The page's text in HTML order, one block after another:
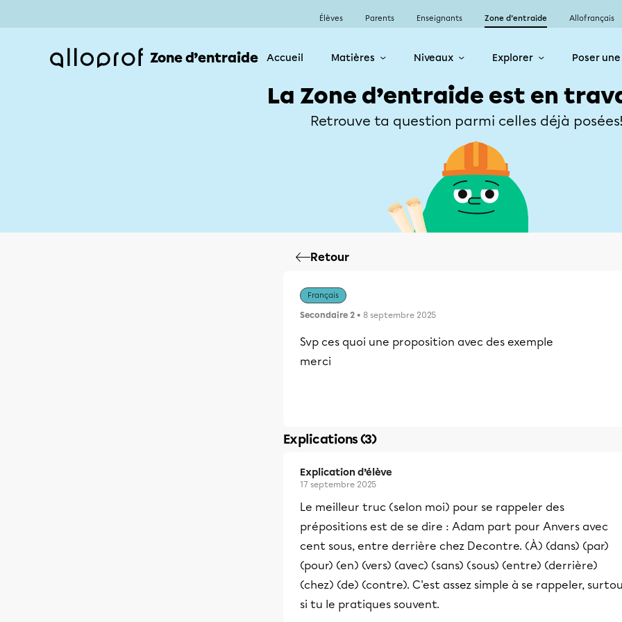
Élèves Parents Enseignants Zone d’entraide Allofrançais
Zone d’entraide Accueil Matières Niveaux Explorer Poser
La Zone d’entraide est en
Retrouve ta question parmi celles déjà
Retour
Français
Secondaire 2 • 8 septembre 2025
Svp ces quoi une proposition avec des exemple
merci
Explications (3)
Explication d’élève
17 septembre 2025
Le meilleur truc (selon moi) pour se rappeler des
prépositions est de se dire : Adam part pour Anvers avec
cent sous, entre derrière chez Decontre. (À) (dans) (par)
(pour) (en) (vers) (avec) (sans) (sous) (entre) (derrière)
(chez) (de) (contre). C'est assez simple à se rappeler,
si tu le pratiques souvent.